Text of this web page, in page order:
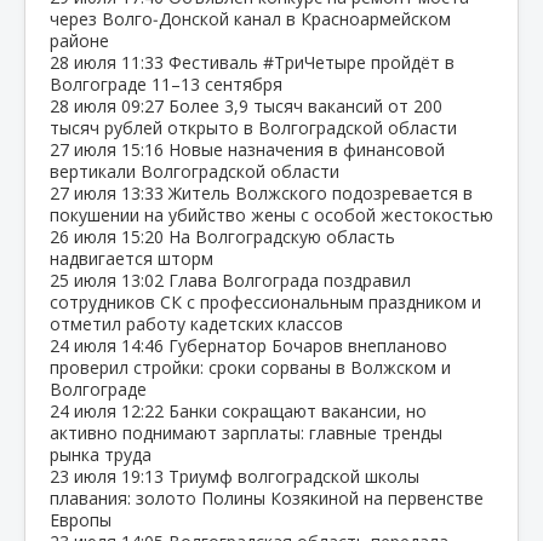
через Волго‑Донской канал в Красноармейском
районе
28 июля 11:33 Фестиваль #ТриЧетыре пройдёт в
Волгограде 11–13 сентября
28 июля 09:27 Более 3,9 тысяч вакансий от 200
тысяч рублей открыто в Волгоградской области
27 июля 15:16 Новые назначения в финансовой
вертикали Волгоградской области
27 июля 13:33 Житель Волжского подозревается в
покушении на убийство жены с особой жестокостью
26 июля 15:20 На Волгоградскую область
надвигается шторм
25 июля 13:02 Глава Волгограда поздравил
сотрудников СК с профессиональным праздником и
отметил работу кадетских классов
24 июля 14:46 Губернатор Бочаров внепланово
проверил стройки: сроки сорваны в Волжском и
Волгограде
24 июля 12:22 Банки сокращают вакансии, но
активно поднимают зарплаты: главные тренды
рынка труда
23 июля 19:13 Триумф волгоградской школы
плавания: золото Полины Козякиной на первенстве
Европы